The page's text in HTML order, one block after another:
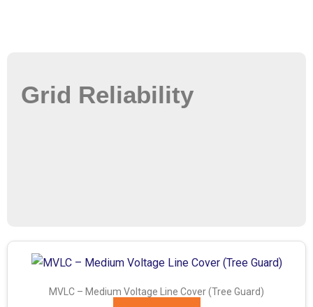
Grid Reliability
MVLC – Medium Voltage Line Cover (Tree Guard)